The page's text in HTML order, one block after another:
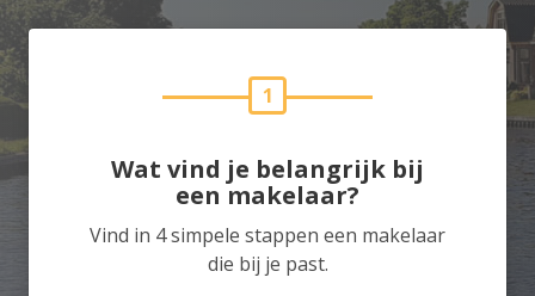
1
Wat vind je belangrijk bij
een makelaar?
Vind in 4 simpele stappen een makelaar
die bij je past.